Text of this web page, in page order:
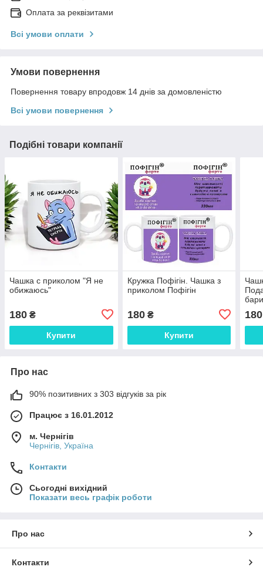
Оплата за реквізитами
Всі умови оплати
Умови повернення
Повернення товару впродовж 14 днів за домовленістю
Всі умови повернення
Подібні товари компанії
Чашка с приколом "Я не
обижаюсь"
180 ₴
Купити
Кружка Пофігін. Чашка з
приколом Пофігін
180₴
Купити
180
Про нас
90% позитивних з 303 відгуків за рік
Працює з 16.01.2012
м. Чернігів
Чернігів, Україна
Контакти
Сьогодні вихідний
Показати весь графік роботи
Про нас
Контакти